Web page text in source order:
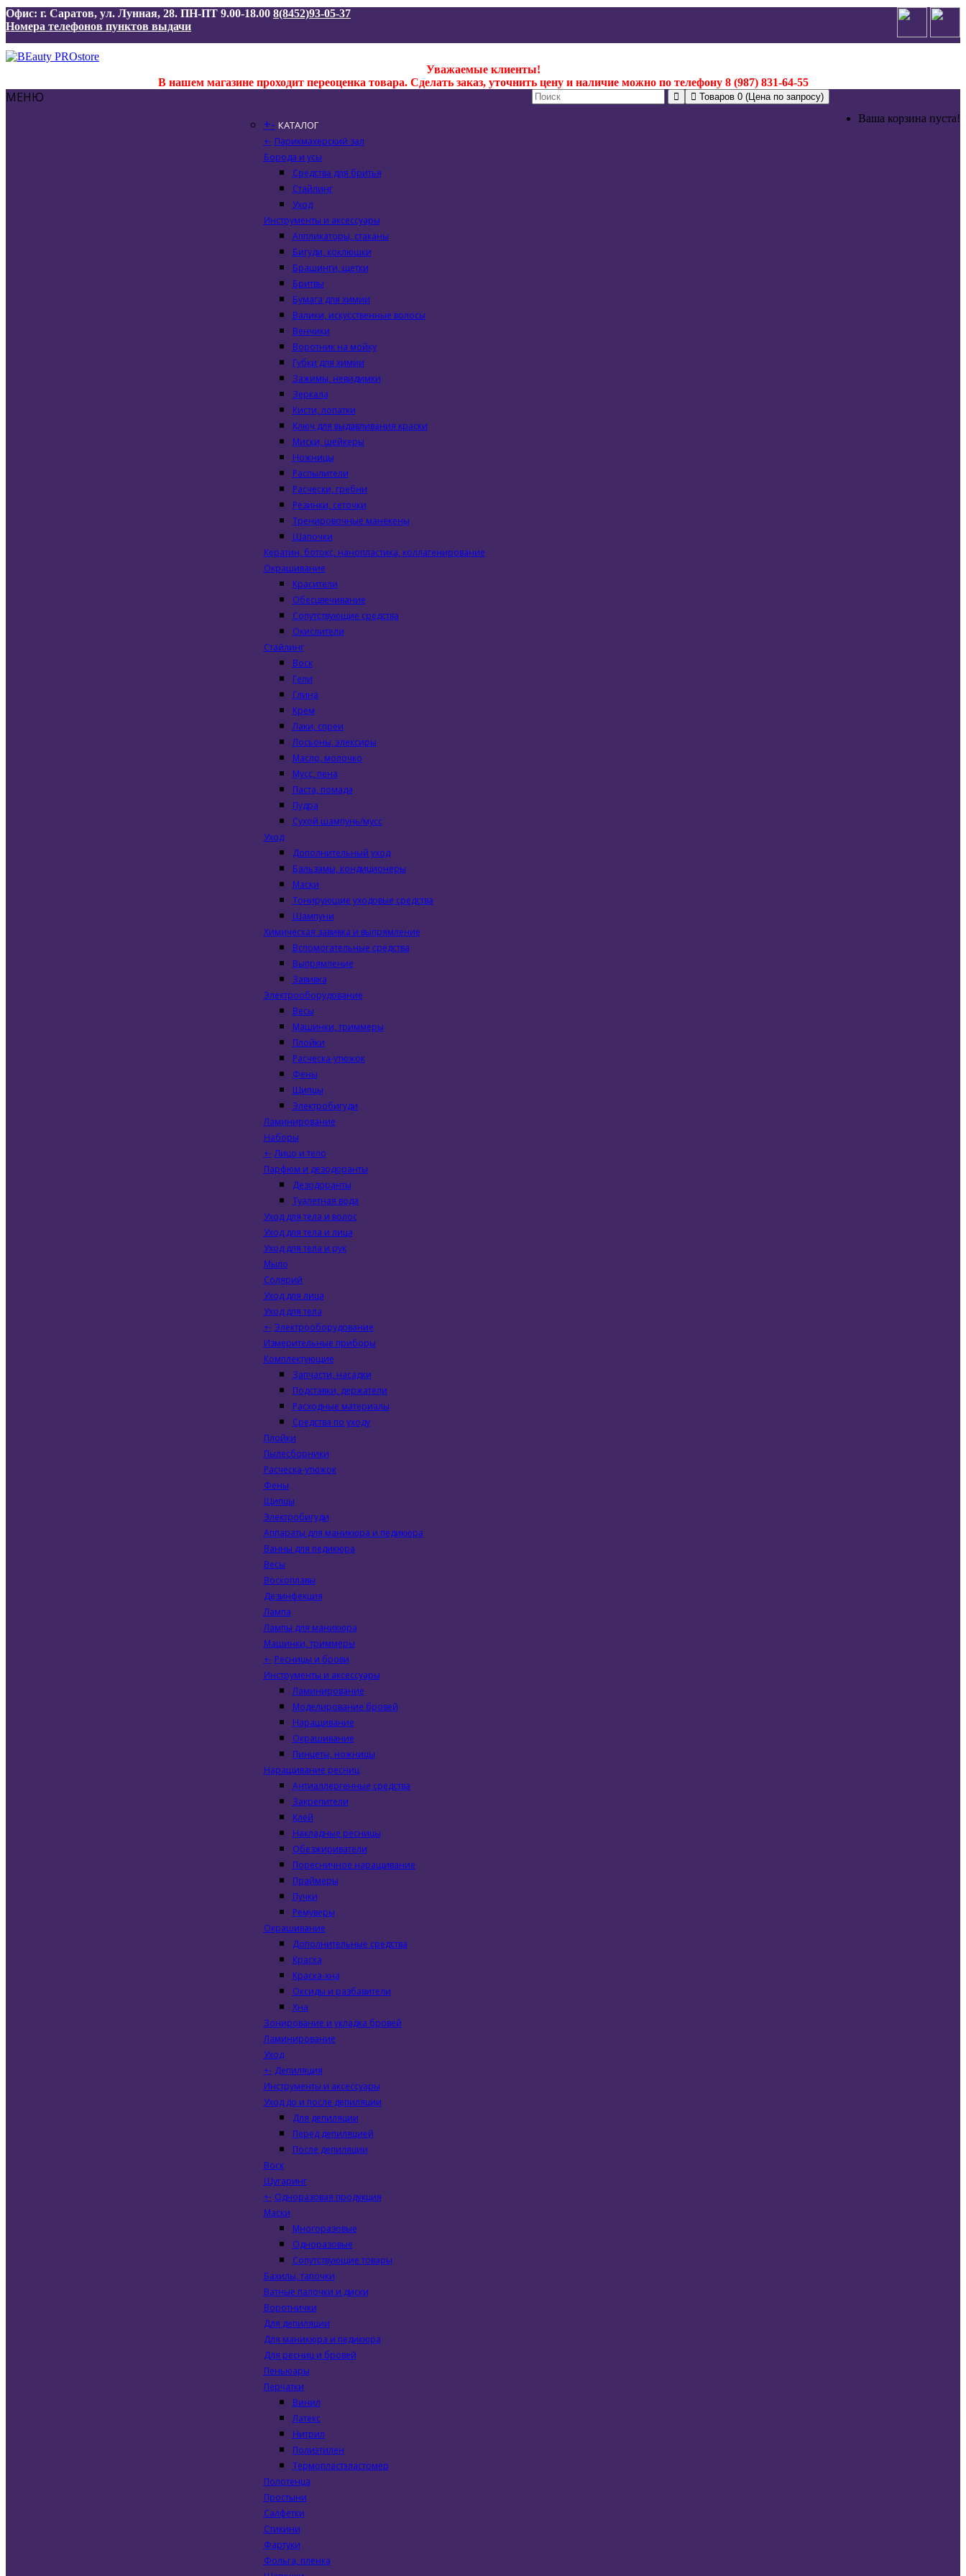
Офис: г. Саратов, ул. Лунная, 28. ПН-ПТ 9.00-18.00 8(8452)93-05-37
Номера телефонов пунктов выдачи
Уважаемые клиенты!
В нашем магазине проходит переоценка товара. Сделать заказ, уточнить цену и наличие можно по телефону 8 (987) 831-64-55
Товаров 0 (Цена по запросу)
Ваша корзина пуста!
МЕНЮ
+- КАТАЛОГ
+- Парикмахерский зал
Борода и усы
Средства для бритья
Стайлинг
Уход
Инструменты и аксессуары
Аппликаторы, стаканы
Бигуди, коклюшки
Брашинги, щетки
Бритвы
Бумага для химии
Валики, искусственные волосы
Венчики
Воротник на мойку
Губки для химии
Зажимы, невидимки
Зеркала
Кисти, лопатки
Ключ для выдавливания краски
Миски, шейкеры
Ножницы
Распылители
Расчески, гребни
Резинки, сеточки
Тренировочные манекены
Шапочки
Кератин, ботокс, нанопластика, коллагенирование
Окрашивание
Красители
Обесцвечивание
Сопутствующие средства
Окислители
Стайлинг
Воск
Гели
Глина
Крем
Лаки, спреи
Лосьоны, элексиры
Масло, молочко
Мусс, пена
Паста, помада
Пудра
Сухой шампунь/мусс
Уход
Дополнительный уход
Бальзамы, кондиционеры
Маски
Тонирующие уходовые средства
Шампуни
Химическая завивка и выпрямление
Вспомогательные средства
Выпрямление
Завивка
Электрооборудование
Весы
Машинки, триммеры
Плойки
Расческа-утюжок
Фены
Щипцы
Электробигуди
Ламинирование
Наборы
+- Лицо и тело
Парфюм и дезодоранты
Дезодоранты
Туалетная вода
Уход для тела и волос
Уход для тела и лица
Уход для тела и рук
Мыло
Солярий
Уход для лица
Уход для тела
+- Электрооборудование
Измерительные приборы
Комплектующие
Запчасти, насадки
Подставки, держатели
Расходные материалы
Средства по уходу
Плойки
Пылесборники
Расческа-утюжок
Фены
Щипцы
Электробигуди
Аппараты для маникюра и педикюра
Ванны для педикюра
Весы
Воскоплавы
Дезинфекция
Лампа
Лампы для маникюра
Машинки, триммеры
+- Ресницы и брови
Инструменты и аксессуары
Ламинирование
Моделирование бровей
Наращивание
Окрашивание
Пинцеты, ножницы
Наращивание ресниц
Антиаллергенные средства
Закрепители
Клей
Накладные ресницы
Обезжириватели
Поресничное наращивание
Праймеры
Пучки
Ремуверы
Окрашивание
Дополнительные средства
Краска
Краска-хна
Оксиды и разбавители
Хна
Зонирование и укладка бровей
Ламинирование
Уход
+- Депиляция
Инструменты и аксессуары
Уход до и после депиляции
Для депиляции
Перед депиляцией
После депиляции
Воск
Шугаринг
+- Одноразовая продукция
Маски
Многоразовые
Одноразовые
Сопутствующие товары
Бахилы, тапочки
Ватные палочки и диски
Воротнички
Для депиляции
Для маникюра и педикюра
Для ресниц и бровей
Пеньюары
Перчатки
Винил
Латекс
Нитрил
Полиэтилен
Термопластэластомер
Полотенца
Простыни
Салфетки
Стикини
Фартуки
Фольга, пленка